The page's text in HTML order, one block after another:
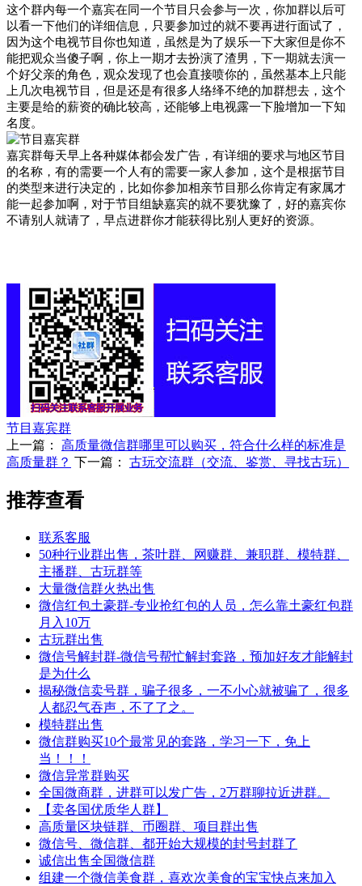
这个群内每一个嘉宾在同一个节目只会参与一次，你加群以后可
以看一下他们的详细信息，只要参加过的就不要再进行面试了，
因为这个电视节目你也知道，虽然是为了娱乐一下大家但是你不
能把观众当傻子啊，你上一期才去扮演了渣男，下一期就去演一
个好父亲的角色，观众发现了也会直接喷你的，虽然基本上只能
上几次电视节目，但是还是有很多人络绎不绝的加群想去，这个
主要是给的薪资的确比较高，还能够上电视露一下脸增加一下知
名度。
嘉宾群每天早上各种媒体都会发广告，有详细的要求与地区节目
的名称，有的需要一个人有的需要一家人参加，这个是根据节目
的类型来进行决定的，比如你参加相亲节目那么你肯定有家属才
能一起参加啊，对于节目组缺嘉宾的就不要犹豫了，好的嘉宾你
不请别人就请了，早点进群你才能获得比别人更好的资源。
节目嘉宾群
上一篇： 高质量微信群哪里可以购买，符合什么样的标准是
高质量群？ 下一篇： 古玩交流群（交流、鉴赏、寻找古玩）
推荐查看
联系客服
50种行业群出售，茶叶群、网赚群、兼职群、模特群、
主播群、古玩群等
大量微信群火热出售
微信红包土豪群-专业抢红包的人员，怎么靠土豪红包群
月入10万
古玩群出售
微信号解封群-微信号帮忙解封套路，预加好友才能解封
是为什么
揭秘微信卖号群，骗子很多，一不小心就被骗了，很多
人都忍气吞声，不了了之。
模特群出售
微信群购买10个最常见的套路，学习一下，免上
当！！！
微信异常群购买
全国微商群，进群可以发广告，2万群聊拉近进群。
【卖各国优质华人群】
高质量区块链群、币圈群、项目群出售
微信号、微信群、都开始大规模的封号封群了
诚信出售全国微信群
组建一个微信美食群，喜欢次美食的宝宝快点来加入